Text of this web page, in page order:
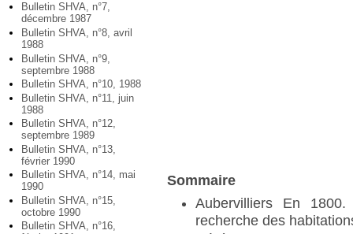
Bulletin SHVA, n°7,
décembre 1987
Bulletin SHVA, n°8, avril
1988
Bulletin SHVA, n°9,
septembre 1988
Bulletin SHVA, n°10, 1988
Bulletin SHVA, n°11, juin
1988
Bulletin SHVA, n°12,
septembre 1989
Bulletin SHVA, n°13,
février 1990
Bulletin SHVA, n°14, mai
1990
Bulletin SHVA, n°15,
octobre 1990
Bulletin SHVA, n°16,
Sommaire
Aubervilliers En
recherche des